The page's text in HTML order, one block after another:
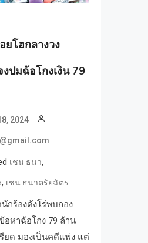
ยโฮกลางวง
ปมฉ้อโกงเงิน 79
2024
เชน ธนา,
, เชน ธนาตรัยฉัตร
นักร้องดังโร่พบกอง
อหาฉ้อโกง 79 ล้าน
ยด มองเป็นคดีแพ่ง แต่